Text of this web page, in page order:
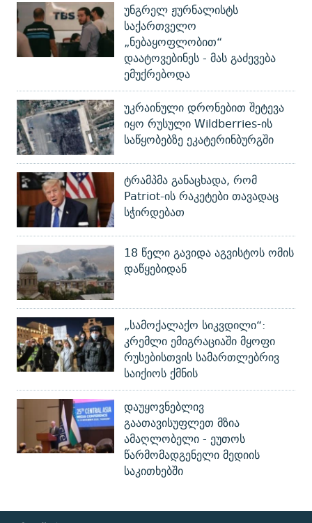
უნგრელ ჟურნალისტს
საქართველო
„ნებაყოფლობით“
დაატოვებინეს - მას გაძევება
ემუქრებოდა
უკრაინული დრონებით შეტევა
იყო რუსული Wildberries-ის
საწყობებზე ეკატერინბურგში
ტრამპმა განაცხადა, რომ
Patriot-ის რაკეტები თავადაც
სჭირდებათ
18 წელი გავიდა აგვისტოს ომის
დაწყებიდან
„სამოქალაქო სიკვდილი“:
კრემლი ემიგრაციაში მყოფი
რუსებისთვის სამართლებრივ
საიქიოს ქმნის
დაუყოვნებლივ
გაათავისუფლეთ მზია
ამაღლობელი - ეუთოს
წარმომადგენელი მედიის
საკითხებში